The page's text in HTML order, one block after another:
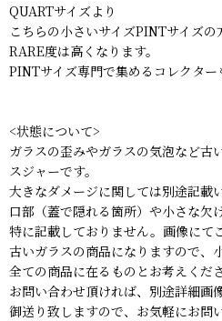
QUARTサイズより
こちらの小さいサイズPINTサイズの
RARE度は高くなります。
PINTサイズ専門で集めるコレクター
<状態について>
ガラスの歪みやガラスの気泡など古
スジャーです。
大きなダメージに関しては別途記載
口部（蓋で隠れる箇所）や小さな欠
特に記載しておりません。画像にて
古いガラスの商品になりますので、
全ての商品に在るものとお考えくださ
お問い合わせ頂ければ、別途詳細画
御送り致しますので、お気軽にお問